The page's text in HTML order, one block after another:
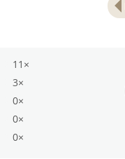
11×
3×
0×
0×
0×